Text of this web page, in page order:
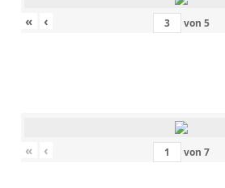
« ‹ von 5
« ‹ von 7